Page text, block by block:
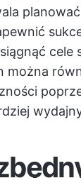
cele
można